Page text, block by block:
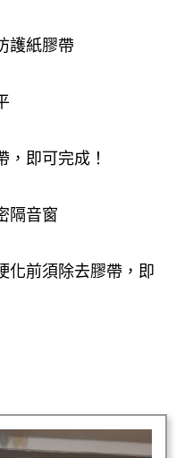
護紙膠帶
即可完成！
隔音窗
化前須除去膠帶，即